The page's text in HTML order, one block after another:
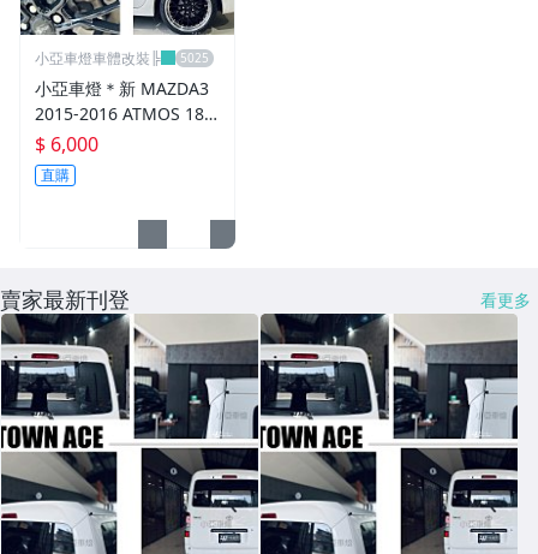
CUSCO / HARDRACE 各車系結構桿.拉桿
進氣套件 進氣系統 全系列
其它
小亞車燈車體改裝╠
小亞車燈＊新 MAZDA3
2015-2016 ATMOS 18
吋 鋁圈 輪框 18*8.5 5/1
08 ET40 5孔108 銀黑車
邊 鉚釘款
$ 6,000
直購
賣家最新刊登 看更多